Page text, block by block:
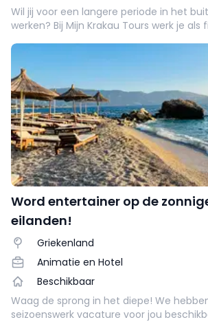
Wil jij voor een langere periode in het
werken? Bij Mijn Krakau Tours werk je als
beschikbaar zijn, maar juist ook voor
Word entertainer op de
eilanden!
Griekenland
Animatie en Hotel
Beschikbaar
Waag de sprong in het diepe! We
seizoenswerk vacature voor jou